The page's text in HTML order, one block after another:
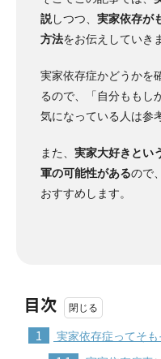
説しつつ、 実家依存が
方法をお伝えしていき
実家依存症かどうかを
るので、「自分ももし
気になっている人は参
また、 実家大好きとい
軍の可能性があるので
おすすめします。
目次
1 実家依存症ってそも